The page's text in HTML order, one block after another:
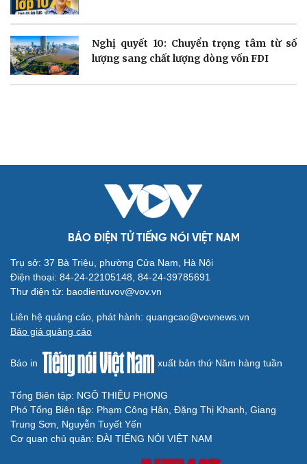
Dinh dưỡng - món ngon
Cây thuốc
Sản phụ khoa
Nhi khoa
Nam khoa
Làm đẹp - giảm cân
Blog
Tình yêu - Gia đình
Di sản
Giải trí
Nghệ sĩ
Thời trang
Sao Việt
Du lịch
Tư vấn
check-in
Câu chuyện thời sự
Kể chuyện cho bé
Nghị quyết 10: Chuyển trọng tâm từ số
lượng sang chất lượng dòng vốn FDI
BÁO ĐIỆN TỬ TIẾNG NÓI VIỆT NAM
Trụ sở: 37 Bà Triệu, phường Cửa Nam, Hà Nội
Điện thoại: 84-24-22105148, 84-24-39785691
Thư điện tử: baodientuvov@vov.vn
Liên hệ quảng cáo, phát hành: quangcao@vovnews.vn
Báo giá quảng cáo
Báo in xuất bản thứ Năm hàng tuần
Tổng Biên tập: NGÔ THIỆU PHONG
Phó Tổng Biên tập: Phạm Công Hân, Đặng Thị Khanh, Giang
Trung Sơn, Nguyễn Tuyết Yến
Cơ quan chủ quản: ĐÀI TIẾNG NÓI VIỆT NAM